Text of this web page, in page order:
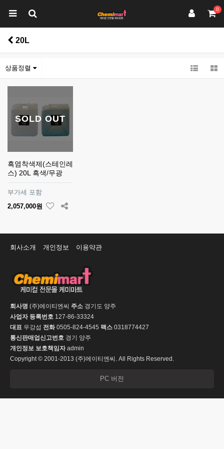
0
20L
상품정렬
SOLD OUT
흑염착색제(스테인레
스) 20L 흑색/무광
부가세 포함
2,057,000원
회사소개 개인정보 이용약관
회사명 (주)에이티엔씨 주소 경기도 양주
사업자 등록번호 127-86-33324
대표 우강섭 전화0505-824-4545 팩스 0318774427
통신판매업신고번호 경기 양주
개인정보 보호책임자admin
Copyright © 2001-2013 (주)에이티엔씨. All Rights Reserved.
PC 버전